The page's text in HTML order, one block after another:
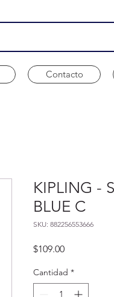
Contacto
KIPLING -
BLUE C
SKU: 882256553666
$109.00Precio
Cantidad *